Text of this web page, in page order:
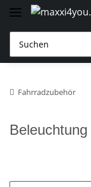
Fahrradzubehör